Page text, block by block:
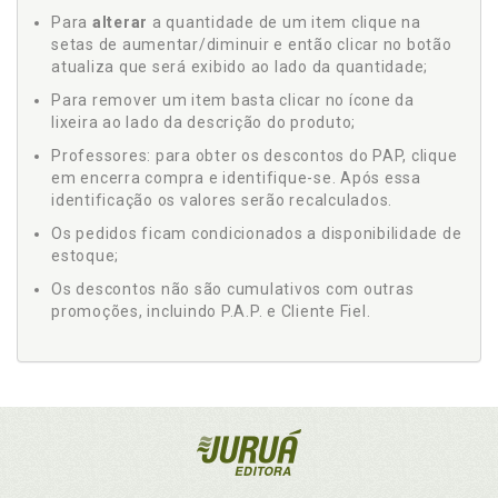
Para alterar a quantidade de um item clique na
setas de aumentar/diminuir e então clicar no botão
atualiza que será exibido ao lado da quantidade;
Para remover um item basta clicar no ícone da
lixeira ao lado da descrição do produto;
Professores: para obter os descontos do PAP, clique
em encerra compra e identifique-se. Após essa
identificação os valores serão recalculados.
Os pedidos ficam condicionados a disponibilidade de
estoque;
Os descontos não são cumulativos com outras
promoções, incluindo P.A.P. e Cliente Fiel.